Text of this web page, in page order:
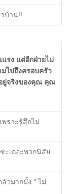
บ้าน!!
รง แต่อีกฝ่ายไม่
ไปถึงครอบครัว
ยู่จริงของคุณ คุณ
พราะรู้สึกไม่
ะเถอะพวกนิสัย
วมากมั้ง " ไม่